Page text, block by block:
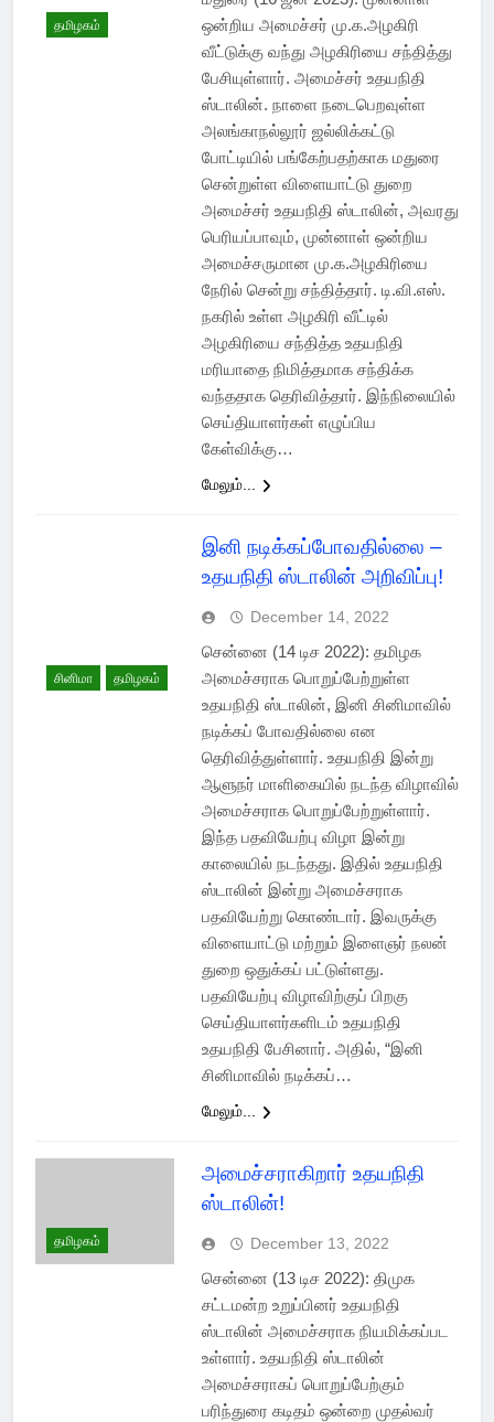
தமிழகம்
ஒன்றிய அமைச்சர் மு.க.அழகிரி
வீட்டுக்கு வந்து அழகிரியை சந்தித்து
பேசியுள்ளார். அமைச்சர் உதயநிதி
ஸ்டாலின். நாளை நடைபெறவுள்ள
அலங்காநல்லூர் ஜல்லிக்கட்டு
போட்டியில் பங்கேற்பதற்காக மதுரை
சென்றுள்ள விளையாட்டு துறை
அமைச்சர் உதயநிதி ஸ்டாலின், அவரது
பெரியப்பாவும், முன்னாள் ஒன்றிய
அமைச்சருமான மு.க.அழகிரியை
நேரில் சென்று சந்தித்தார். டி.வி.எஸ்.
நகரில் உள்ள அழகிரி வீட்டில்
அழகிரியை சந்தித்த உதயநிதி
மரியாதை நிமித்தமாக சந்திக்க
வந்ததாக தெரிவித்தார். இந்நிலையில்
செய்தியாளர்கள் எழுப்பிய
கேள்விக்கு…
மேலும்...
சினிமா தமிழகம்
இனி நடிக்கப்போவதில்லை –
உதயநிதி ஸ்டாலின் அறிவிப்பு!
December 14, 2022
சென்னை (14 டிச 2022): தமிழக
அமைச்சராக பொறுப்பேற்றுள்ள
உதயநிதி ஸ்டாலின், இனி சினிமாவில்
நடிக்கப் போவதில்லை என
தெரிவித்துள்ளார். உதயநிதி இன்று
ஆளுநர் மாளிகையில் நடந்த விழாவில்
அமைச்சராக பொறுப்பேற்றுள்ளார்.
இந்த பதவியேற்பு விழா இன்று
காலையில் நடந்தது. இதில் உதயநிதி
ஸ்டாலின் இன்று அமைச்சராக
பதவியேற்று கொண்டார். இவருக்கு
விளையாட்டு மற்றும் இளைஞர் நலன்
துறை ஒதுக்கப் பட்டுள்ளது.
பதவியேற்பு விழாவிற்குப் பிறகு
செய்தியாளர்களிடம் உதயநிதி
உதயநிதி பேசினார். அதில், “இனி
சினிமாவில் நடிக்கப்…
மேலும்...
தமிழகம்
அமைச்சராகிறார் உதயநிதி
ஸ்டாலின்!
December 13, 2022
சென்னை (13 டிச 2022): திமுக
சட்டமன்ற உறுப்பினர் உதயநிதி
ஸ்டாலின் அமைச்சராக நியமிக்கப்பட
உள்ளார். உதயநிதி ஸ்டாலின்
அமைச்சராகப் பொறுப்பேற்கும்
பரிந்துரை கடிதம் ஒன்றை முதல்வர்